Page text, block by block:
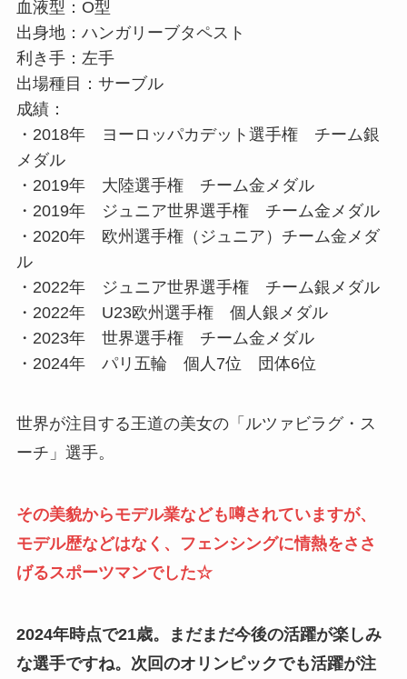
血液型：O型
出身地：ハンガリーブタペスト
利き手：左手
出場種目：サーブル
成績：
・2018年 ヨーロッパカデット選手権 チーム銀
メダル
・2019年 大陸選手権 チーム金メダル
・2019年 ジュニア世界選手権 チーム金メダル
・2020年 欧州選手権（ジュニア）チーム金メダ
ル
・2022年 ジュニア世界選手権 チーム銀メダル
・2022年 U23欧州選手権 個人銀メダル
・2023年 世界選手権 チーム金メダル
・2024年 パリ五輪 個人7位 団体6位
世界が注目する王道の美女の「ルツァビラグ・ス
ーチ」選手。
その美貌からモデル業なども噂されていますが、
モデル歴などはなく、フェンシングに情熱をささ
げるスポーツマンでした☆
2024年時点で21歳。まだまだ今後の活躍が楽しみ
な選手ですね。次回のオリンピックでも活躍が注